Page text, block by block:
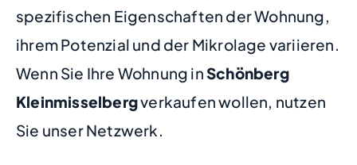
spezifischen Eigenschaften der Wohnung,
ihrem Potenzial und der Mikrolage variieren.
Wenn Sie Ihre Wohnung inSchönberg
Kleinmisselbergverkaufen wollen, nutzen
Sie unser Netzwerk.